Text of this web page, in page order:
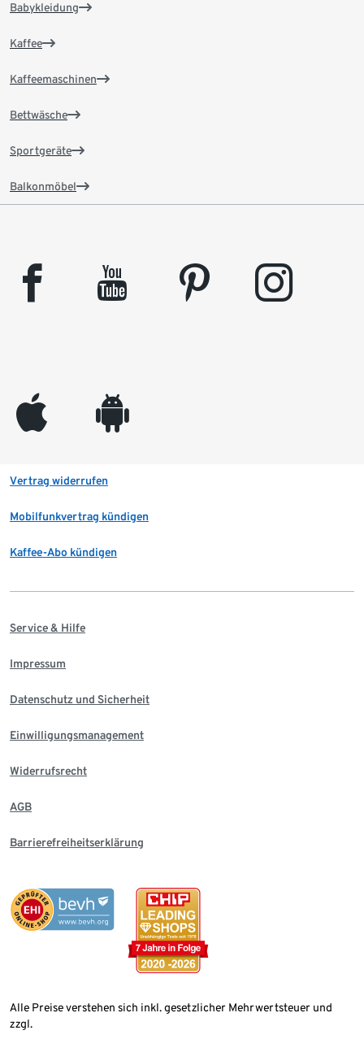
Babykleidung
Kaffee
Kaffeemaschinen
Bettwäsche
Sportgeräte
Balkonmöbel
facebook youtube pinterest instagram
appleinc android
Vertrag widerrufen
Mobilfunkvertrag kündigen
Kaffee-Abo kündigen
Service & Hilfe
Impressum
Datenschutz und Sicherheit
Einwilligungsmanagement
Widerrufsrecht
AGB
Barrierefreiheitserklärung
Alle Preise verstehen sich inkl. gesetzlicher Mehrwertsteuer und
zzgl.